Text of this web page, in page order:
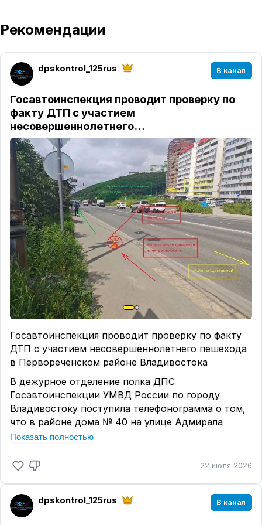
Рекомендации
dpskontrol_125rus В канал
Госавтоинспекция проводит проверку по
факту ДТП с участием
несовершеннолетнего…
Госавтоинспекция проводит проверку по факту
ДТП с участием несовершеннолетнего пешехода
в Первореченском районе Владивостока
В дежурное отделение полка ДПС
Госавтоинспекции УМВД России по городу
Владивостоку поступила телефонограмма о том,
что в районе дома № 40 на улице Адмирала
Горшкова произошел наезд на пешеходов.
лица Госавтоинспекции УМВД России по г.
Владивостоку и бригада скорой медицинской
помощи.
По предварительной информации, 19 июня в
Показать полностью
22 июля 2026
dpskontrol_125rus В канал